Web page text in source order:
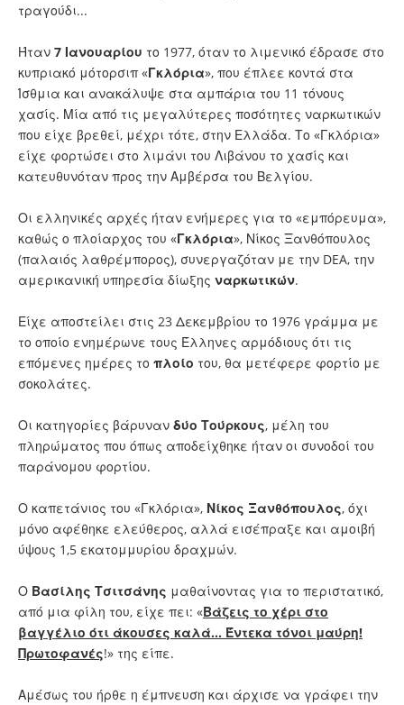
τραγούδι...
Ήταν 7 Ιανουαρίου το 1977, όταν το λιμενικό έδρασε στο
κυπριακό μότορσιπ «Γκλόρια», που έπλεε κοντά στα
Ίσθμια και ανακάλυψε στα αμπάρια του 11 τόνους
χασίς. Μία από τις μεγαλύτερες ποσότητες ναρκωτικών
που είχε βρεθεί, μέχρι τότε, στην Ελλάδα. Το «Γκλόρια»
είχε φορτώσει στο λιμάνι του Λιβάνου το χασίς και
κατευθυνόταν προς την Αμβέρσα του Βελγίου.
Οι ελληνικές αρχές ήταν ενήμερες για το «εμπόρευμα»,
καθώς ο πλοίαρχος του «Γκλόρια», Νίκος Ξανθόπουλος
(παλαιός λαθρέμπορος), συνεργαζόταν με την DEA, την
αμερικανική υπηρεσία δίωξης ναρκωτικών.
Είχε αποστείλει στις 23 Δεκεμβρίου το 1976 γράμμα με
το οποίο ενημέρωνε τους Έλληνες αρμόδιους ότι τις
επόμενες ημέρες το πλοίο του, θα μετέφερε φορτίο με
σοκολάτες.
Οι κατηγορίες βάρυναν δύο Τούρκους, μέλη του
πληρώματος που όπως αποδείχθηκε ήταν οι συνοδοί του
παράνομου φορτίου.
Ο καπετάνιος του «Γκλόρια», Νίκος Ξανθόπουλος, όχι
μόνο αφέθηκε ελεύθερος, αλλά εισέπραξε και αμοιβή
ύψους 1,5 εκατομμυρίου δραχμών.
Ο Βασίλης Τσιτσάνης μαθαίνοντας για το περιστατικό,
από μια φίλη του, είχε πει: «Βάζεις το χέρι στο
βαγγέλιο ότι άκουσες καλά... Έντεκα τόνοι μαύρη!
Πρωτοφανές!» της είπε.
Αμέσως του ήρθε η έμπνευση και άρχισε να γράφει την